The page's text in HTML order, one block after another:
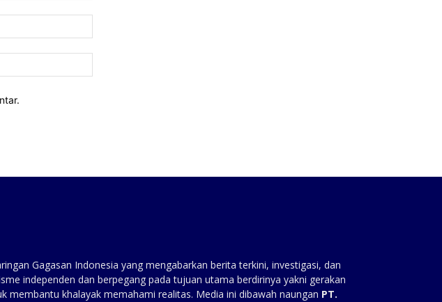
Gagasan Indonesia yang mengabarkan berita terkini, investigasi, dan
independen dan berpegang pada tujuan utama berdirinya yakni gerakan
membantu khalayak memahami realitas. Media ini dibawah naungan PT.